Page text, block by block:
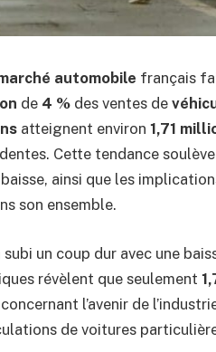
automobile français
de 4 % des ventes de
atteignent environ 1,71
Cette tendance
ainsi que les
son ensemble.
un coup dur avec une
révèlent que seulement
l’avenir de
de voitures